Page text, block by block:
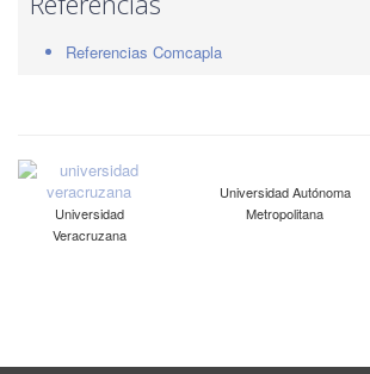
Referencias Comcapla
Universidad
Veracruzana
Universidad Autónoma
Metropolitana